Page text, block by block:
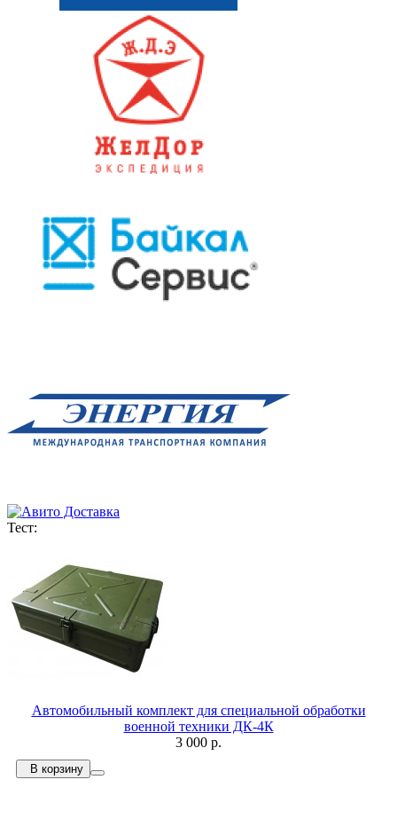
Тест:
Автомобильный комплект для специальной обработки
военной техники ДК-4К
3 000 р.
В корзину